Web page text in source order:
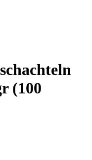
(100